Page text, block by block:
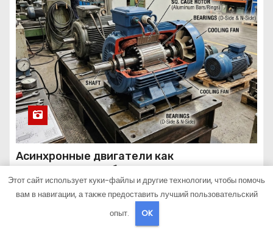
Асинхронные двигатели как
промышленное оборудование: принцип
работы, конструкция и области
применения
Июн 19, 2026 Sib_ecometal
Этот сайт использует куки-файлы и другие технологии, чтобы помочь
вам в навигации, а также предоставить лучший пользовательский
опыт.
OK